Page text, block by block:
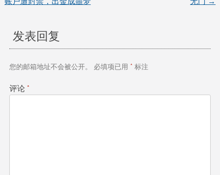
章
导
航
发表回复
您的邮箱地址不会被公开。 必填项已用 * 标注
评论 *